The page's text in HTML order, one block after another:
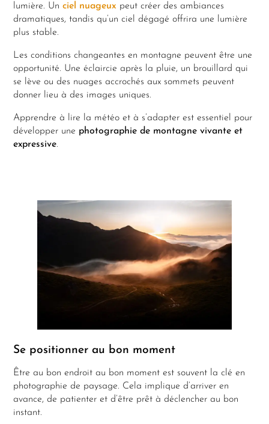
lumière. Unciel nuageux peut créer des ambiances
dramatiques, tandis qu’un ciel dégagé offrira une lumière
plus stable.
Les conditions changeantes en montagne peuvent être une
opportunité. Une éclaircie après la pluie, un brouillard qui
se lève ou des nuages accrochés aux sommets peuvent
donner lieu à des images uniques.
Apprendre à lire la météo et à s’adapter est essentiel pour
développer une photographie de montagne vivante et
expressive.
Se positionner au bon moment
Être au bon endroit au bon moment est souvent la clé en
photographie de paysage. Cela implique d’arriver en
avance, de patienter et d’être prêt à déclencher au bon
instant.